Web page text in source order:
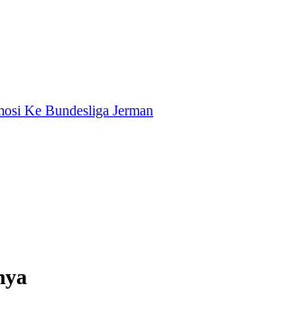
Ke Bundesliga Jerman